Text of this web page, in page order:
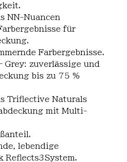
NN-Nuancen
für
Farbergebnisse.
Grey: zuverlässige und
bis zu 75 %
Triflective Naturals
mit Multi-
lebendige
Reflects3System.